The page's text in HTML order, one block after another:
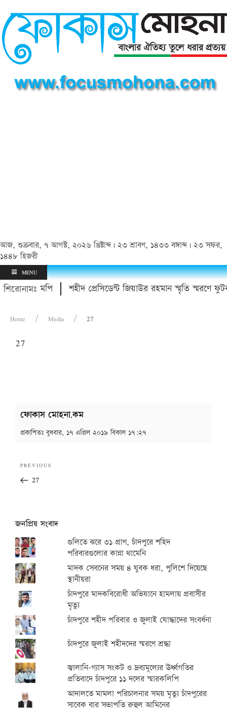
আজ, শুক্রবার, ৭ আগস্ট, ২০২৬ খ্রিষ্টাব্দ | ২৩ শ্রাবণ, ১৪৩৩ বঙ্গাব্দ | ২৩ সফর,
১৪৪৮ হিজরী
MENU
শিরোনামঃ
মানিক এমপি শহীদ প্রেসিডেন্ট জিয়াউর রহমান স্মৃতি স্মরণে
Home Media 27
27
ফোকাস মোহনা.কম
প্রকাশিতঃবুধবার, ১৭ এপ্রিল ২০১৯ বিকাল ১৭:২৭
navigation
Previous
Post
PREVIOUS
27
জনপ্রিয় সংবাদ
গুলিতে ঝরে ৩১ প্রাণ, চাঁদপুরে শহিদ
পরিবারগুলোর কান্না থামেনি
মাদক সেবনের সময় ৪ যুবক ধরা, পুলিশে দিয়েছে
স্থানীয়রা
চাঁদপুরে মাদকবিরোধী অভিযানে হামলায় প্রবাসীর
মৃত্যু
চাঁদপুরে শহীদ পরিবার ও জুলাই যোদ্ধাদের সংবর্ধনা
চাঁদপুরে জুলাই শহীদদের স্মরণে শ্রদ্ধা
জ্বালানি-গ্যাস সংকট ও দ্রব্যমূল্যের ঊর্ধ্বগতির
প্রতিবাদে চাঁদপুরে ১১ দলের স্মারকলিপি
আদালতে মামলা পরিচালনার সময় মৃত্যু চাঁদপুরের
সাবেক বার সভাপতি রুহুল আমিনের